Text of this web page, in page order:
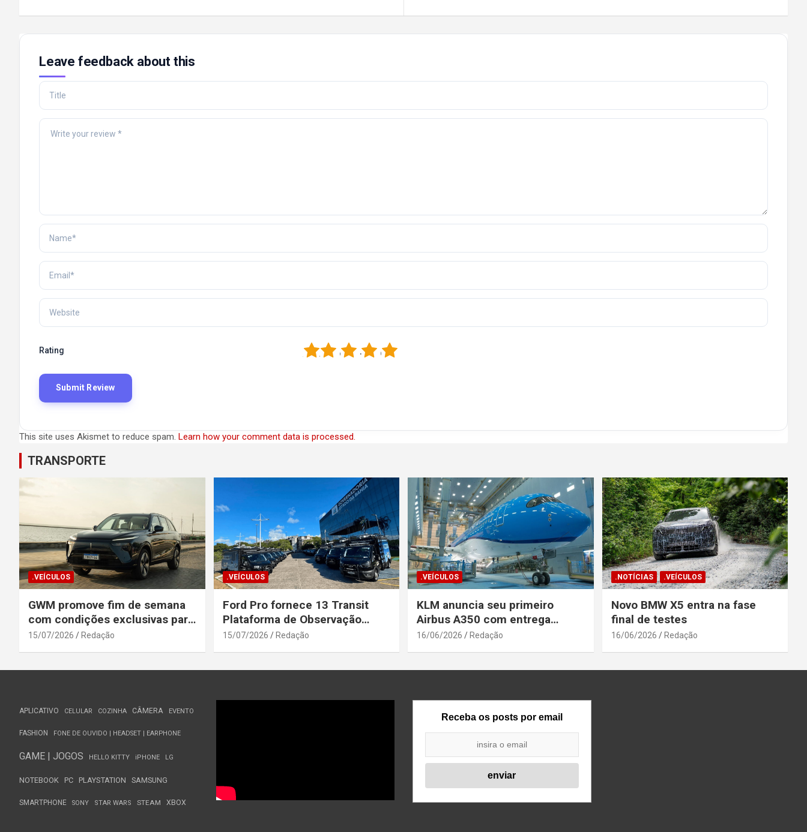
Leave feedback about this
Rating 5
4
3
2
This site uses Akismet to reduce spam. Learn how your comment data is processed.
TRANSPORTE
.VEÍCULOS
GWM promove fim de semana
com condições exclusivas para
o Wey 07
15/07/2026 Redação
.VEÍCULOS
Ford Pro fornece 13 Transit
Plataforma de Observação
Elevada para a Secretaria de
15/07/2026 Redação
.VEÍCULOS
KLM anuncia seu primeiro
Airbus A350 com entrega
prevista até o fim de agosto
16/06/2026 Redação
.NOTÍCIAS .VEÍCULOS
Novo BMW X5 entra na fase
final de testes
16/06/2026 Redação
APLICATIVO CELULAR COZINHA CÂMERA EVENTO
FASHION FONE DE OUVIDO | HEADSET | EARPHONE
GAME | JOGOS HELLO KITTY iPHONE LG
NOTEBOOK PC PLAYSTATION SAMSUNG
SMARTPHONE SONY STAR WARS STEAM XBOX
Receba os posts por email